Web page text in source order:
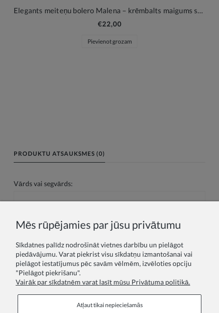
Elegants meiteņu bolero Malena – krēmbalts maigums svētku brīžiem
€22,00
Pievienot grozam
PRODUKTU ATSAUKSMES (0)
Vārds vai segvārds:
Jūsu atsauksme:
Sūtīt
Mēs rūpējamies par jūsu privātumu
Sīkdatnes palīdz nodrošināt vietnes darbību un pielāgot
piedāvājumu. Varat piekrist visu sīkdatņu izmantošanai vai
pielāgot iestatījumus pēc savām vēlmēm, izvēloties opciju
"Pielāgot piekrišanu".
Vairāk par sīkdatnēm varat lasīt mūsu Privātuma politikā.
Atļaut tikai nepieciešamās